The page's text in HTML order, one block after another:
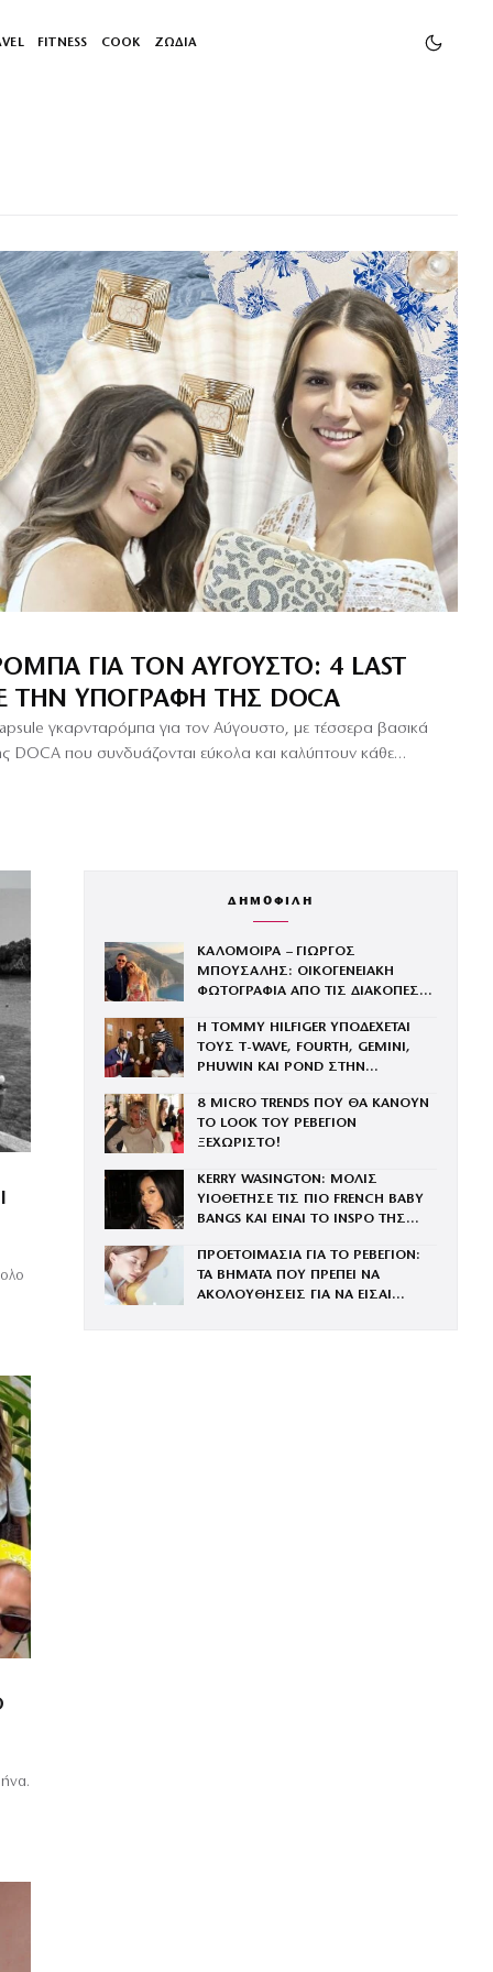
FITNESS COOK ΖΩΔΙΑ
ΓΙΑ ΤΟΝ ΑΎΓΟΥΣΤΟ: 4 LAST
ΤΗΝ ΥΠΟΓΡΑΦΉ ΤΗΣ DOCA
γκαρνταρόμπα για τον Αύγουστο, με τέσσερα βασικά
DOCA που συνδυάζονται εύκολα και καλύπτουν κάθε…
ΔΗΜΟΦΙΛΗ
ΚΑΛΟΜΟΙΡΑ – ΓΙΩΡΓΟΣ
ΜΠΟΥΣΑΛΗΣ: ΟΙΚΟΓΕΝΕΙΑΚΗ
ΦΩΤΟΓΡΑΦΙΑ ΑΠΟ ΤΙΣ ΔΙΑΚΟΠΕΣ
ΠΑΙΔΙΑ
Η TOMMY HILFIGER ΥΠΟΔΕΧΕΤΑΙ
ΤΟΥΣ Τ-WAVE, FOURTH, GEMINI,
PHUWIN ΚΑΙ POND ΣΤΗΝ
8 MICRO TRENDS ΠΟΥ ΘΑ ΚΑΝΟΥΝ
ΤΟ LOOK ΤΟΥ ΡΕΒΕΓΙΟΝ
ΞΕΧΩΡΙΣΤΟ!
KERRY WASINGTON: ΜΟΛΙΣ
ΥΙΟΘΕΤΗΣΕ ΤΙΣ ΠΙΟ FRENCH BABY
BANGS ΚΑΙ ΕΙΝΑΙ ΤΟ INSPO ΤΗΣ
ΠΡΟΕΤΟΙΜΑΣΙΑ ΓΙΑ ΤΟ ΡΕΒΕΓΙΟΝ:
ΤΑ ΒΗΜΑΤΑ ΠΟΥ ΠΡΕΠΕΙ ΝΑ
ΑΚΟΛΟΥΘΗΣΕΙΣ ΓΙΑ ΝΑ ΕΙΣΑΙ